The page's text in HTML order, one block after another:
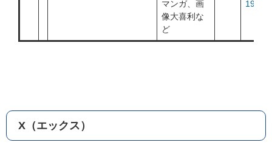
マンガ、画
像大喜利な
ど
X（エックス）